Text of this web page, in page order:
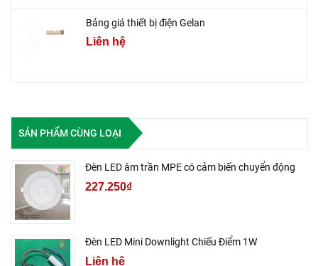
Bảng giá thiết bị điện Gelan
Liên hệ
SẢN PHẨM CÙNG LOẠI
Đèn LED âm trần MPE có cảm biến chuyển động
227.250₫
Đèn LED Mini Downlight Chiếu Điểm 1W
Liên hệ